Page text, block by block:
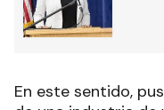
En este sentido,